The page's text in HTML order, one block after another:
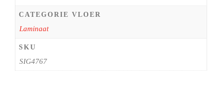
CATEGORIE VLOER
Laminaat
SKU
SIG4767